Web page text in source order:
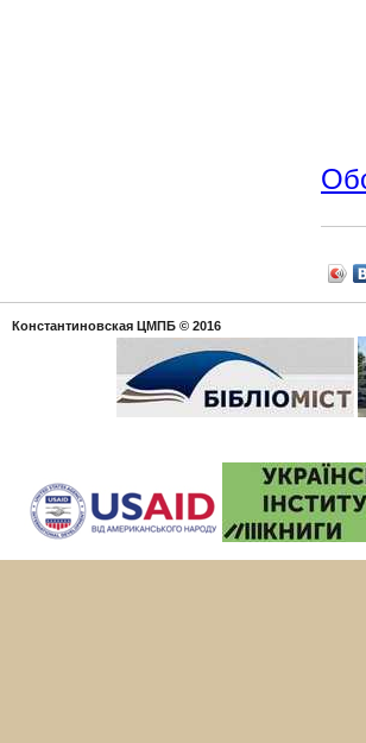
Константиновская ЦМПБ © 2016